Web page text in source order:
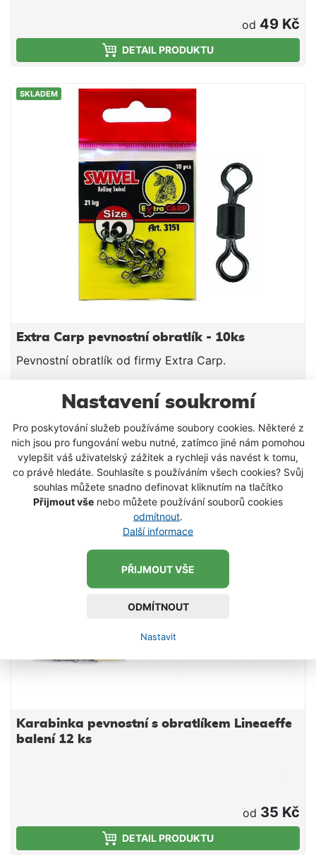
Nastavení soukromí
Pro poskytování služeb používáme soubory cookies. Některé z
nich jsou pro fungování webu nutné, zatímco jiné nám pomohou
vylepšit váš uživatelský zážitek a rychleji vás navést k tomu,
co právě hledáte. Souhlasíte s používáním všech cookies? Svůj
souhlas můžete snadno definovat kliknutím na tlačítko
Přijmout vše nebo můžete používání souborů cookies
odmítnout.
Další informace
PŘIJMOUT VŠE
ODMÍTNOUT
Nastavit
výběr vhodného produktu pro zvolenou techniku
lovu.
od 49 Kč
DETAIL PRODUKTU
SKLADEM
Extra Carp pevnostní obratlík - 10ks
Pevnostní obratlík od firmy Extra Carp.
od
DETAIL PRODUKTU
SKLADEM
Karabinka pevnostní s obratlíkem Lineaeffe
balení 12 ks
od 35 Kč
DETAIL PRODUKTU